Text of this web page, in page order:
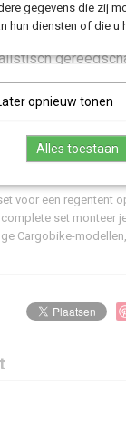
Zelf
Verbeterde
normale tent
voor een regentent
set monteer
Cargobike-
gegevens die zij
hun diensten of die u
opnieuw tonen
Alles toestaan